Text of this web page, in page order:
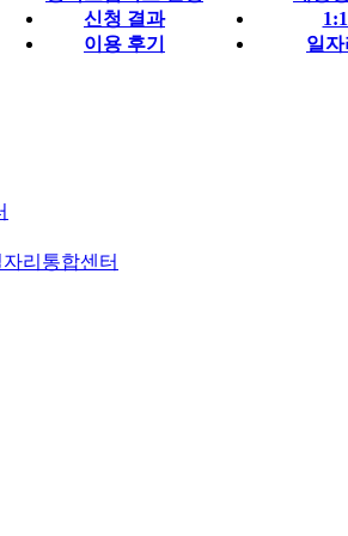
신청 결과
이용 후기
일자
리통합센터